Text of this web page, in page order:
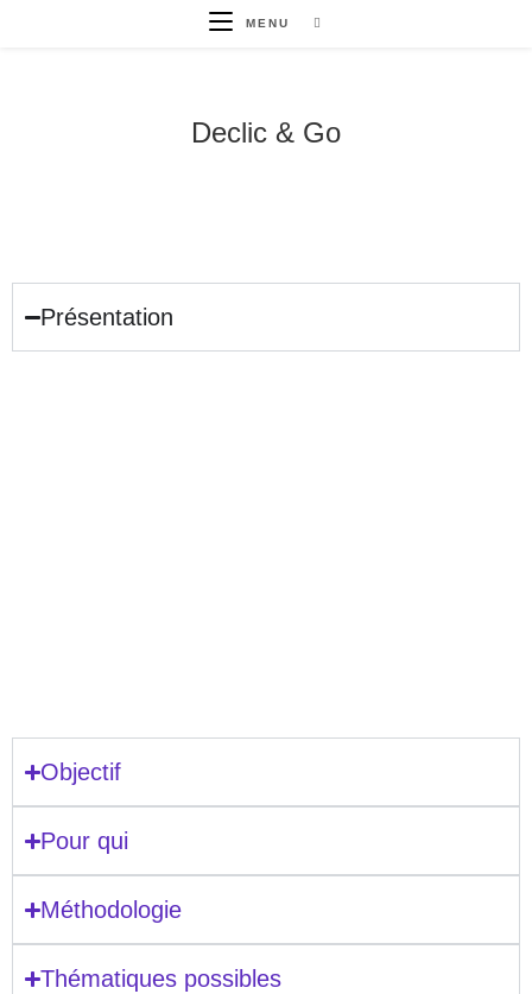
MENU
Declic & Go
Présentation
Objectif
Pour qui
Méthodologie
Thématiques possibles